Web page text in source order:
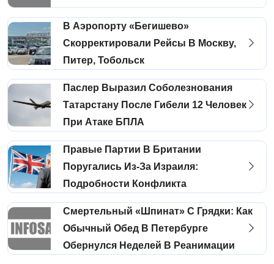
В Аэропорту «Бегишево»
Скорректировали Рейсы В Москву,
Питер, Тобольск
Паслер Выразил Соболезнования
Татарстану После Гибели 12 Человек
При Атаке БПЛА
Правые Партии В Британии
Поругались Из-За Израиля:
Подробности Конфликта
Смертельный «шпинат» С Грядки: Как
Обычный Обед В Петербурге
Обернулся Неделей В Реанимации